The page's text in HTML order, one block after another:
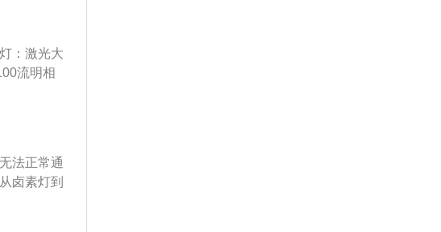
交叉口或
运动的带
处于一些
这些能级
过于简化
基本上
：激光大
流明相
的注意事
采用“以
重要。
法正常通
卤素灯到
制造商们